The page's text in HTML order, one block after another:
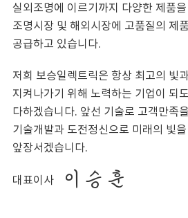
실외조명에 이르기까지 다양한 제품
조명시장 및 해외시장에 고품질의 제
공급하고 있습니다.
저희 보승일렉트릭은 항상 최고의 빛
지켜나가기 위해 노력하는 기업이 되
다하겠습니다. 앞선 기술로 고객만족
기술개발과 도전정신으로 미래의 빛
앞장서겠습니다.
대표이사 이 승 훈